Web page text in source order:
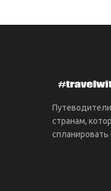
странам,
спланировать